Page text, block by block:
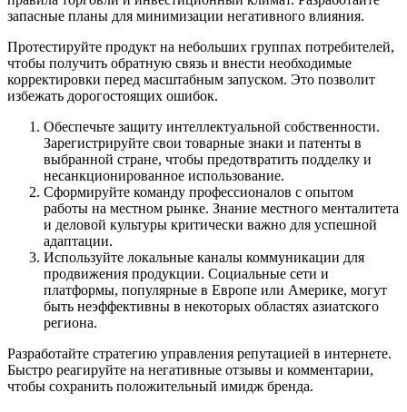
запасные планы для минимизации негативного влияния.
Протестируйте продукт на небольших группах потребителей,
чтобы получить обратную связь и внести необходимые
корректировки перед масштабным запуском. Это позволит
избежать дорогостоящих ошибок.
Обеспечьте защиту интеллектуальной собственности.
Зарегистрируйте свои товарные знаки и патенты в
выбранной стране, чтобы предотвратить подделку и
несанкционированное использование.
Сформируйте команду профессионалов с опытом
работы на местном рынке. Знание местного менталитета
и деловой культуры критически важно для успешной
адаптации.
Используйте локальные каналы коммуникации для
продвижения продукции. Социальные сети и
платформы, популярные в Европе или Америке, могут
быть неэффективны в некоторых областях азиатского
региона.
Разработайте стратегию управления репутацией в интернете.
Быстро реагируйте на негативные отзывы и комментарии,
чтобы сохранить положительный имидж бренда.